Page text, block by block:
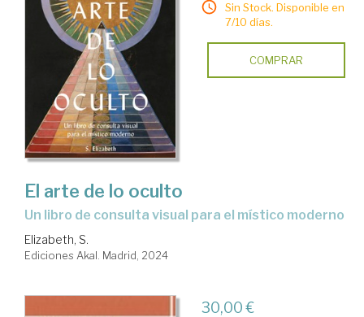
Sin Stock. Disponible en
7/10 días.
COMPRAR
El arte de lo oculto
un libro de consulta visual para el místico moderno
Elizabeth, S.
Ediciones Akal. Madrid, 2024
30,00 €